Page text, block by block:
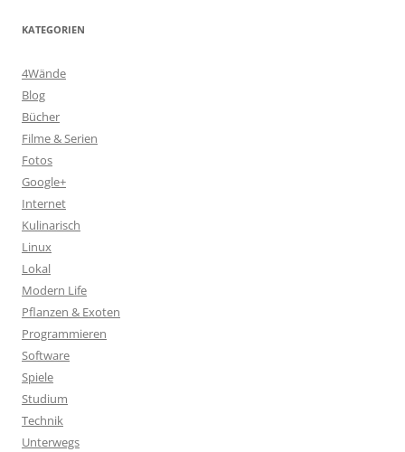
KATEGORIEN
4Wände
Blog
Bücher
Filme & Serien
Fotos
Google+
Internet
Kulinarisch
Linux
Lokal
Modern Life
Pflanzen & Exoten
Programmieren
Software
Spiele
Studium
Technik
Unterwegs